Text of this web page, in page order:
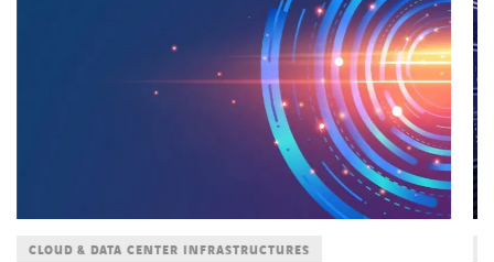
CLOUD & DATA CENTER INFRASTRUCTURES